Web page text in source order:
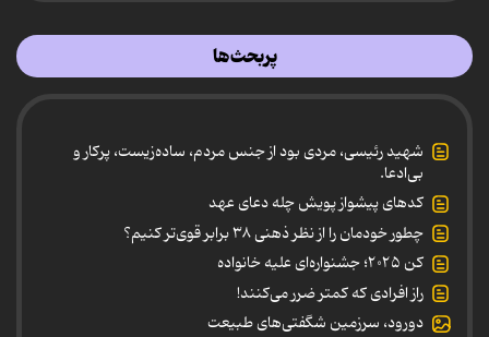
پربحث‌ها
شهید رئیسی، مردی بود از جنس مردم، ساده‌زیست، پرکار و
بی‌ادعا.
کدهای پیشواز پویش چله دعای عهد
چطور خودمان را از نظر ذهنی ۳۸ برابر قوی‌تر کنیم؟
کن ۲۰۲۵؛ جشنواره‌ای علیه خانواده
راز افرادی که کمتر ضرر می‌کنند!
دورود، سرزمین شگفتی‌های طبیعت